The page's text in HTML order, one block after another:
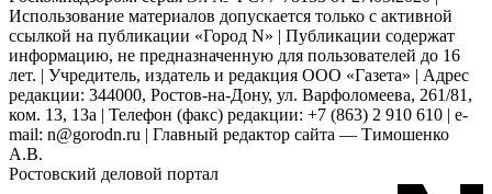
Использование материалов допускается только с активной
ссылкой на публикации «Город N» | Публикации содержат
информацию, не предназначенную для пользователей до 16
лет. | Учредитель, издатель и редакция ООО «Газета» | Адрес
редакции: 344000, Ростов-на-Дону, ул. Варфоломеева, 261/81,
ком. 13, 13а | Телефон (факс) редакции: +7 (863) 2 910 610 | e-
mail: n@gorodn.ru | Главный редактор сайта — Тимошенко
А.В.
Ростовский деловой портал